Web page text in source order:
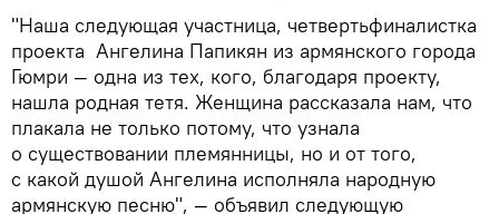
"Наша следующая участница, четвертьфиналистка
проекта Ангелина Папикян из армянского города
Гюмри — одна из тех, кого, благодаря проекту,
нашла родная тетя. Женщина рассказала нам, что
плакала не только потому, что узнала
о существовании племянницы, но и от того,
с какой душой Ангелина исполняла народную
армянскую песню", — объявил следующую